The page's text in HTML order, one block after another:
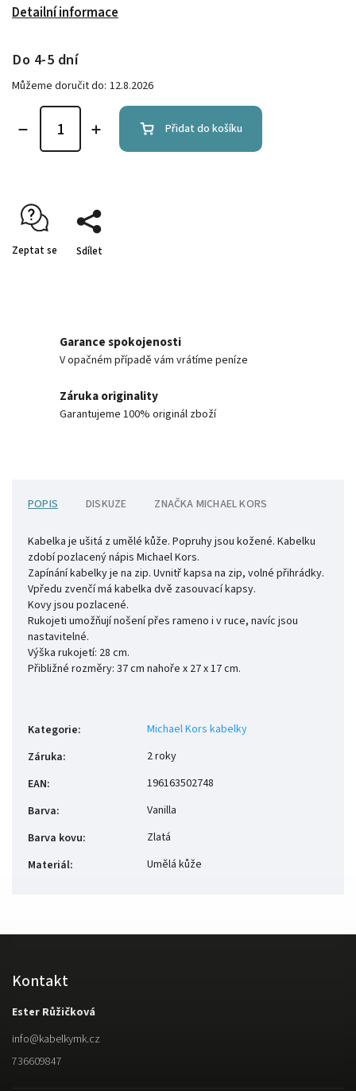
Detailní informace
Do 4-5 dní
Můžeme doručit do: 12.8.2026
Přidat do košíku
Zeptat se Sdílet
Garance spokojenosti
V opačném případě vám vrátíme peníze
Záruka originality
Garantujeme 100% originál zboží
POPIS DISKUZE ZNAČKA MICHAEL KORS
Kabelka je ušitá z umělé kůže. Popruhy jsou kožené. Kabelku
zdobí pozlacený nápis Michael Kors.
Zapínání kabelky je na zip. Uvnitř kapsa na zip, volné přihrádky.
Vpředu zvenčí má kabelka dvě zasouvací kapsy.
Kovy jsou pozlacené.
Rukojeti umožňují nošení přes rameno i v ruce, navíc jsou
nastavitelné.
Výška rukojetí: 28 cm.
Přibližné rozměry: 37 cm nahoře x 27 x 17 cm.
Kategorie:
Michael Kors kabelky
Záruka:
2 roky
EAN:
196163502748
Barva:
Vanilla
Barva kovu:
Zlatá
Materiál: Umělá kůže
Kontakt
Ester Růžičková
info@kabelkymk.cz
736609847